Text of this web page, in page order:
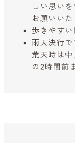
しい思い
お願いいた
歩きやすい
雨天決行
荒天時は
の2時間前